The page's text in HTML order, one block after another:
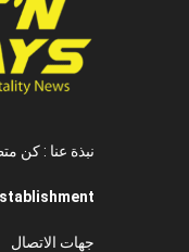
نبذة عنا : كن
جهات الاتصال